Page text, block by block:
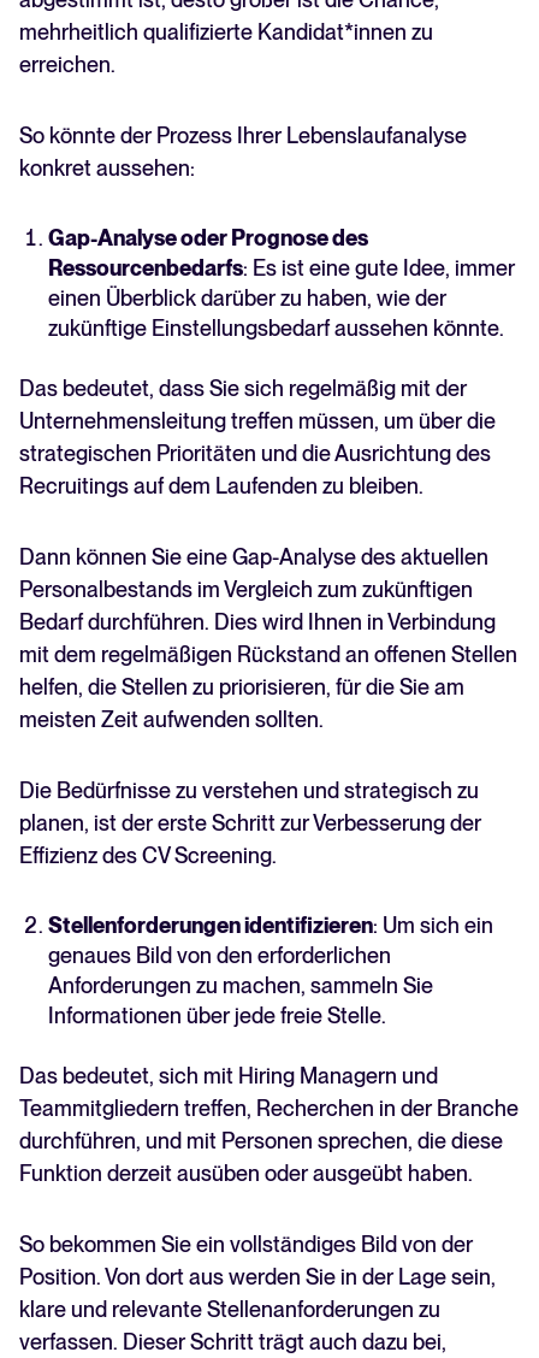
mehrheitlich qualifizierte Kandidat*innen zu
erreichen.
So könnte der Prozess Ihrer Lebenslaufanalyse
konkret aussehen:
Gap-Analyse oder Prognose des
Ressourcenbedarfs: Es ist eine gute Idee, immer
einen Überblick darüber zu haben, wie der
zukünftige Einstellungsbedarf aussehen könnte.
Das bedeutet, dass Sie sich regelmäßig mit der
Unternehmensleitung treffen müssen, um über die
strategischen Prioritäten und die Ausrichtung des
Recruitings auf dem Laufenden zu bleiben.
Dann können Sie eine Gap-Analyse des aktuellen
Personalbestands im Vergleich zum zukünftigen
Bedarf durchführen. Dies wird Ihnen in Verbindung
mit dem regelmäßigen Rückstand an offenen Stellen
helfen, die Stellen zu priorisieren, für die Sie am
meisten Zeit aufwenden sollten.
Die Bedürfnisse zu verstehen und strategisch zu
planen, ist der erste Schritt zur Verbesserung der
Effizienz des CV Screening.
Stellenforderungen identifizieren: Um sich ein
genaues Bild von den erforderlichen
Anforderungen zu machen, sammeln Sie
Informationen über jede freie Stelle.
Das bedeutet, sich mit Hiring Managern und
Teammitgliedern treffen, Recherchen in der Branche
durchführen, und mit Personen sprechen, die diese
Funktion derzeit ausüben oder ausgeübt haben.
So bekommen Sie ein vollständiges Bild von der
Position. Von dort aus werden Sie in der Lage sein,
klare und relevante Stellenanforderungen zu
verfassen. Dieser Schritt trägt auch dazu bei,